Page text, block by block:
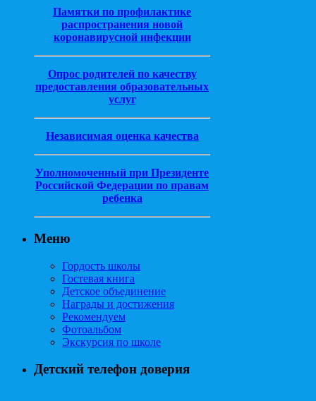
Памятки по профилактике
распространения новой
коронавирусной инфекции
Опрос родителей по качеству
предоставления образовательных
услуг
Независимая оценка качества
Уполномоченный при Президенте
Российской Федерации по правам
ребенка
Меню
Гордость школы
Гостевая книга
Детское объединение
Награды и достижения
Рекомендуем
Фотоальбом
Экскурсия по школе
Детский телефон доверия